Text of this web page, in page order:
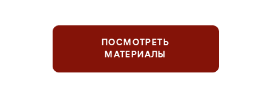
ПОСМОТРЕТЬ
МАТЕРИАЛЫ